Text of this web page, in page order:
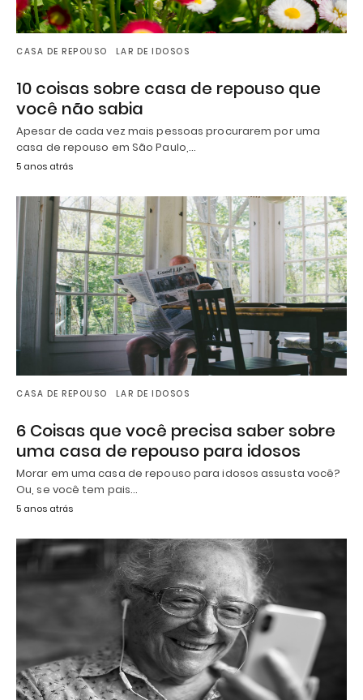
CASA DE REPOUSO LAR DE IDOSOS
10 coisas sobre casa de repouso que
você não sabia
Apesar de cada vez mais pessoas procurarem por uma
casa de repouso em São Paulo,…
5 anos atrás
CASA DE REPOUSO LAR DE IDOSOS
6 Coisas que você precisa saber sobre
uma casa de repouso para idosos
Morar em uma casa de repouso para idosos assusta você?
Ou, se você tem pais…
5 anos atrás